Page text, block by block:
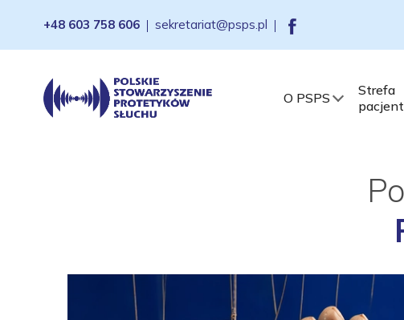
+48 603 758 606 sekretariat@psps.pl
O PSPS
Strefa